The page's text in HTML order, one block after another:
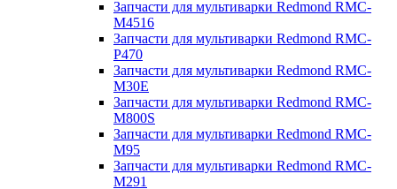
Запчасти для мультиварки Redmond RMC-
M4516
Запчасти для мультиварки Redmond RMC-
P470
Запчасти для мультиварки Redmond RMC-
M30E
Запчасти для мультиварки Redmond RMC-
M800S
Запчасти для мультиварки Redmond RMC-
M95
Запчасти для мультиварки Redmond RMC-
M291